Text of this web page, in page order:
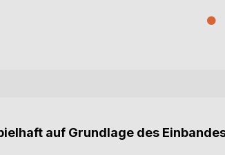
auf Grundlage des